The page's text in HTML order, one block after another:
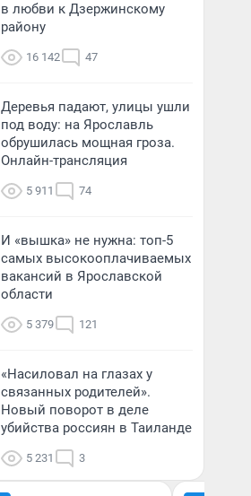
в любви к Дзержинскому
району
16 142 47
Деревья падают, улицы ушли
под воду: на Ярославль
обрушилась мощная гроза.
Онлайн-трансляция
5 911 74
И «вышка» не нужна: топ-5
самых высокооплачиваемых
вакансий в Ярославской
области
5 379 121
«Насиловал на глазах у
связанных родителей».
Новый поворот в деле
убийства россиян в Таиланде
5 231 3